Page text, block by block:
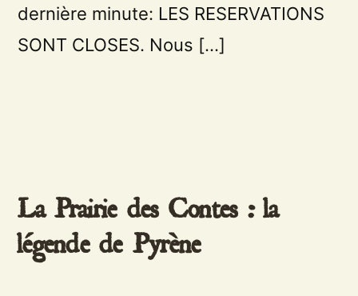
dernière minute: LES RESERVATIONS
SONT CLOSES. Nous […]
La Prairie des Contes : la
légende de Pyrène